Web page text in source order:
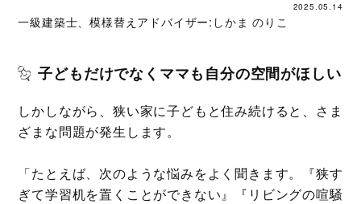
2025.05.14
一級建築士、模様替えアドバイザー: しかま のりこ
子どもだけでなくママも自分の空間がほしい
しかしながら、狭い家に子どもと住み続けると、さま
ざまな問題が発生します。
「たとえば、次のような悩みをよく聞きます。『狭す
ぎて学習机を置くことができない』『リビングの喧騒